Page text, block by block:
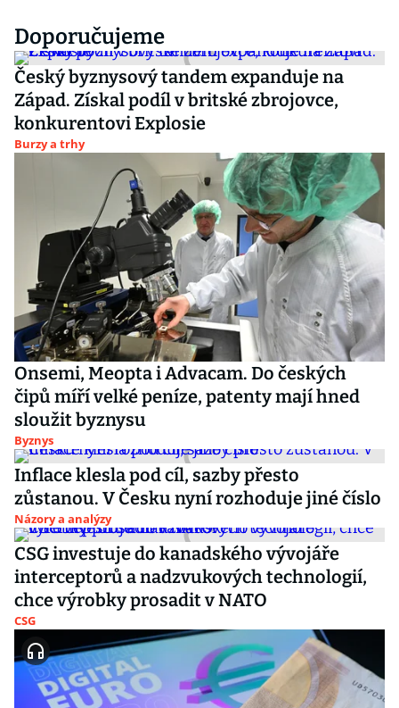
Doporučujeme
Český byznysový tandem expanduje na
Západ. Získal podíl v britské zbrojovce,
konkurentovi Explosie
Burzy a trhy
Onsemi, Meopta i Advacam. Do českých
čipů míří velké peníze, patenty mají hned
sloužit byznysu
Byznys
Inflace klesla pod cíl, sazby přesto
zůstanou. V Česku nyní rozhoduje jiné číslo
Názory a analýzy
CSG investuje do kanadského vývojáře
interceptorů a nadzvukových technologií,
chce výrobky prosadit v NATO
CSG